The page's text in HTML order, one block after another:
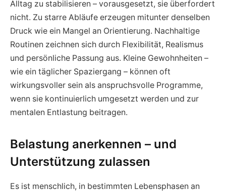
Alltag zu stabilisieren – vorausgesetzt, sie überfordert
nicht. Zu starre Abläufe erzeugen mitunter denselben
Druck wie ein Mangel an Orientierung. Nachhaltige
Routinen zeichnen sich durch Flexibilität, Realismus
und persönliche Passung aus. Kleine Gewohnheiten –
wie ein täglicher Spaziergang – können oft
wirkungsvoller sein als anspruchsvolle Programme,
wenn sie kontinuierlich umgesetzt werden und zur
mentalen Entlastung beitragen.
Belastung anerkennen – und
Unterstützung zulassen
Es ist menschlich, in bestimmten Lebensphasen an